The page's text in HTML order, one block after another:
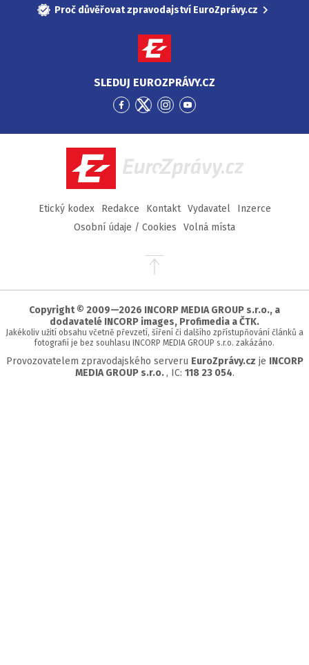
Proč důvěřovat zpravodajství EuroZprávy.cz
SLEDUJ EUROZPRÁVY.CZ
Přejít
Facebook
Přejít
Twitter
Přejít
Instagram
Přejít
YouTube
EuroZprávy.cz
Etický kodex Redakce Kontakt Vydavatel
Inzerce
Osobní údaje / Cookies
Volná místa
Přejít
stránky
Copyright © 2009—2026 INCORP MEDIA GROUP s.r.o., a
dodavatelé INCORP images, Profimedia a ČTK.
Jakékoliv užití obsahu včetně převzetí, šíření či dalšího zpřístupňování článků a
fotografií je bez souhlasu INCORP MEDIA GROUP s.r.o. zakázáno.
Provozovatelem zpravodajského serveru EuroZprávy.cz je INCORP
MEDIA GROUP s.r.o. , IC: 118 23 054.